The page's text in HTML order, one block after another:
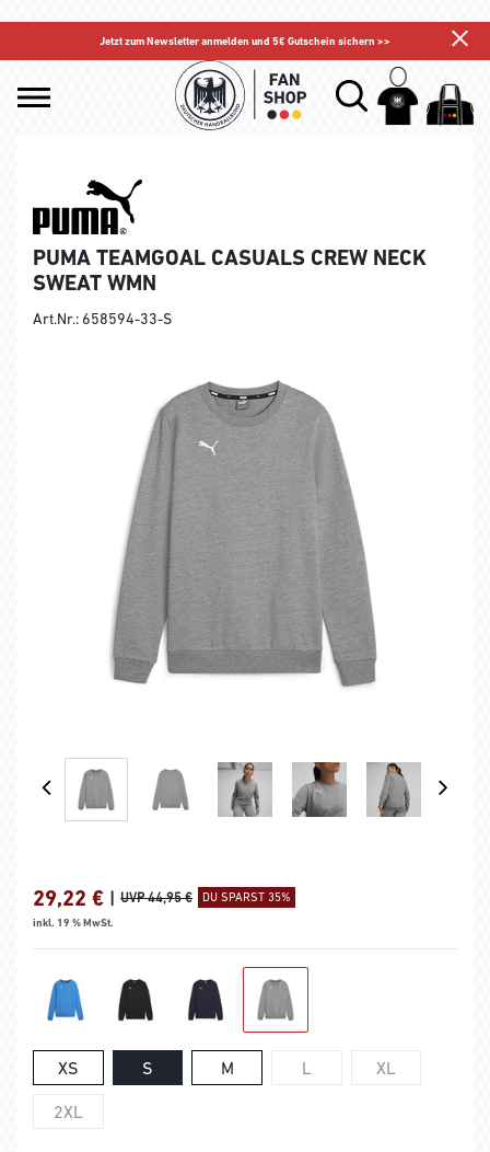
Jetzt zum Newsletter anmelden und 5€ Gutschein sichern >>
PUMA TEAMGOAL CASUALS CREW NECK
SWEAT WMN
Art.Nr.: 658594-33-S
29,22 € | UVP 44,95 € DU SPARST 35%
inkl. 19 % MwSt.
XS S M L XL
2XL